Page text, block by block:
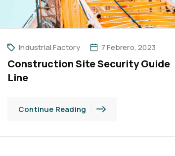
Industrial Factory 7 Febrero, 2023
Construction Site Security Guide
Line
Continue Reading